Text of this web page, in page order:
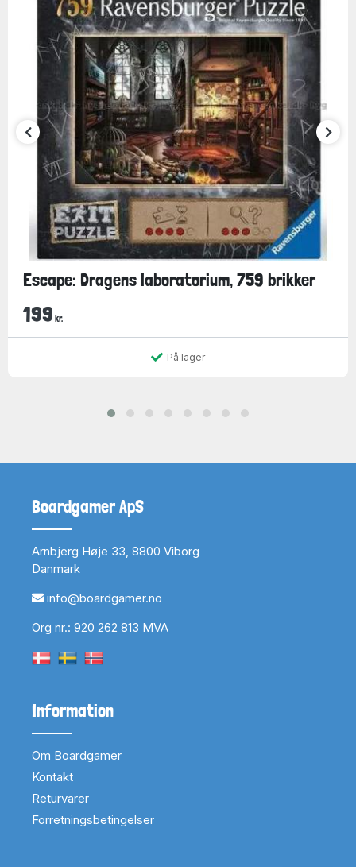
Escape: Dragens laboratorium, 759 brikker
199 kr.
På lager
Boardgamer ApS
Arnbjerg Høje 33, 8800 Viborg
Danmark
info@boardgamer.no
Org nr.: 920 262 813 MVA
Information
Om Boardgamer
Kontakt
Returvarer
Forretningsbetingelser